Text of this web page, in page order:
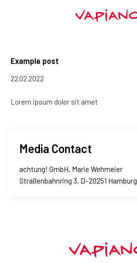
Example post
22.02.2022
Lorem ipsum dolor sit amet
Media Contact
achtung! GmbH, Marie Wehmeier
Straßenbahnring 3, D–20251 Hamburg